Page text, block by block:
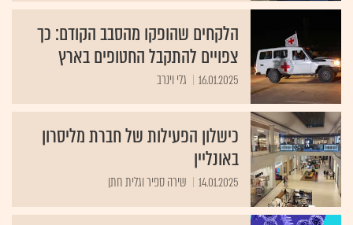
הלקחים שהופקו מהסבב הקודם: כך
צפויים להתקבל החטופים בארץ
16.01.2025 גלי וינרב
כישלון הפעילות של חברת מליסרון
באונליין
14.01.2025 שירה ספיר וגלית חתן